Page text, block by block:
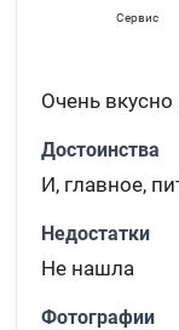
Сервис
Очень вкусно
Достоинства
И, главное,
Недостатки
Не нашла
Фотографии